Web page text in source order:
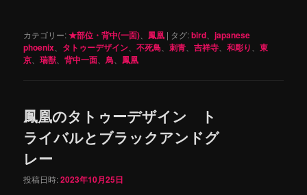
カテゴリー:★部位・背中(一面) 鳳凰 | タグ:bird 、japanese
phoenix
タトゥーデザイン 、不死鳥 、刺青 、吉祥寺 、和彫り 、東
京 、瑞獣 、背中一面 、鳥 鳳凰
鳳凰のタトゥーデザイン ト
ライバルとブラックアンドグ
レー
投稿日時:2023年10月25日